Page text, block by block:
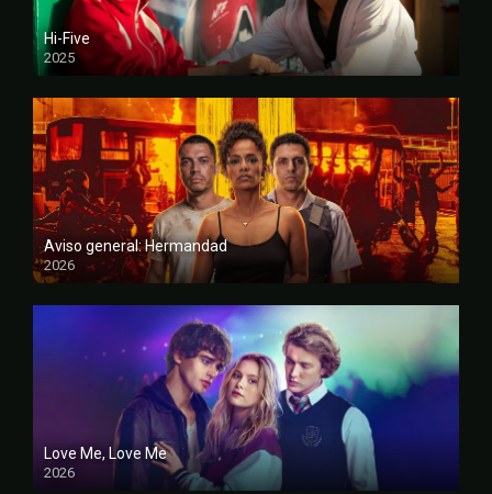
Hi-Five
2025
FULL HD
Aviso general: Hermandad
2026
FULL HD
Love Me, Love Me
2026
FULL HD